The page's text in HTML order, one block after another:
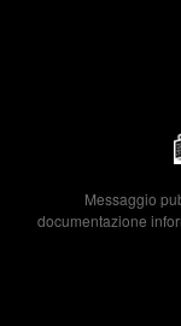
Messaggio
documentazione